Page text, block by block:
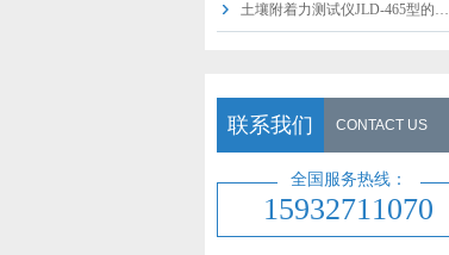
土壤附着力测试仪JLD-465型的…
联系我们 CONTACT US
15932711070
全国服务热线：